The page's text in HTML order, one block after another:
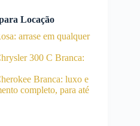
Locação
arrase em qualquer
300 C Branca:
Branca: luxo e
completo, para até